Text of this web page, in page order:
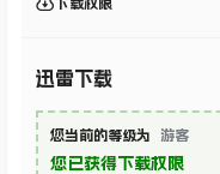
下载权限
迅雷下载
您当前的等级为 游客
您已获得下载权限